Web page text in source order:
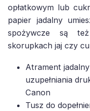
opłatkowym lub
papier jadalny
spożywcze są
skorupkach jaj czy
Atrament
uzupełniania
Canon
Tusz do